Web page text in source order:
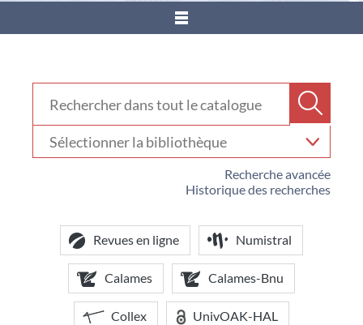
???
Recherche avancée
Historique des recherches
votre
bibliothèque
Revues en ligne Numistral
Calames Calames-Bnu
Collex UnivOAK-HAL